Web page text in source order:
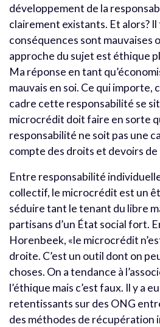
développement de la
clairement existants. Et alors? Il
conséquences sont mauvaises
approche du sujet est éthique
Ma réponse en tant
mauvais en soi. Ce qui importe,
cadre cette responsabilité se
microcrédit doit faire en sorte
responsabilité ne soit pas une
compte des droits et devoirs de
Entre responsabilité
collectif, le microcrédit est un
séduire tant le tenant du libre
partisans d’un État social fort.
Horenbeek, «le microcrédit
droite. C’est un outil dont on
choses. On a tendance à
l’éthique mais c’est faux. Il y a
retentissants sur des ONG
des méthodes de récupération